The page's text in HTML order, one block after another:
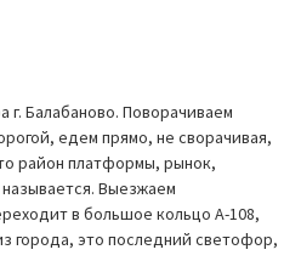
Балабаново. Поворачиваем
едем прямо, не сворачивая,
район платформы, рынок,
Выезжаем
в большое кольцо А-108,
города, это последний светофор,